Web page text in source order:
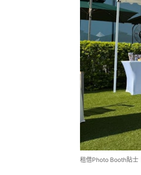
租借Photo Booth貼士